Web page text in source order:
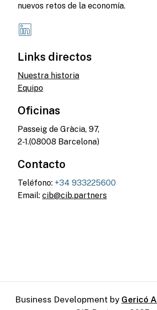
nuevos retos de la economía.
Links directos
Nuestra historia
Equipo
Oficinas
Passeig de Gràcia, 97,
2-1.(08008 Barcelona)
Contacto
Teléfono: +34 933225600
Email: cib@cib.partners
Business Development by Gericó